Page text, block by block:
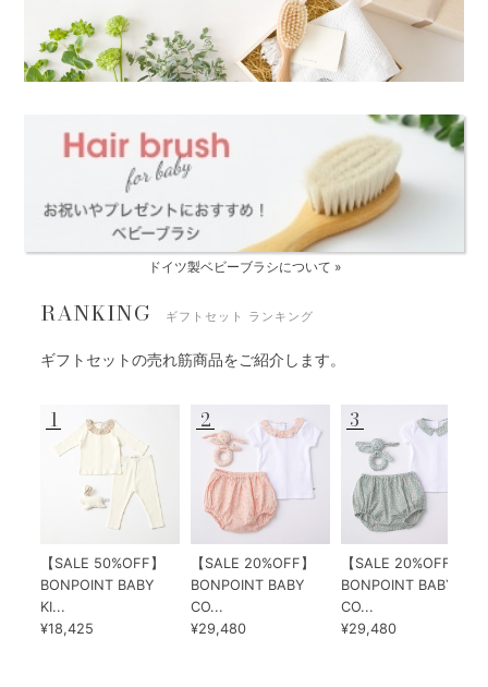
ドイツ製ベビーブラシについて »
RANKING ギフトセット ランキング
ギフトセットの売れ筋商品をご紹介します。
1
【SALE 50%OFF】
BONPOINT BABY
KI...
¥18,425
2
【SALE 20%OFF】
BONPOINT BABY
CO...
¥29,480
3
【SALE 20%OFF】
BONPOINT BABY
CO...
¥29,480